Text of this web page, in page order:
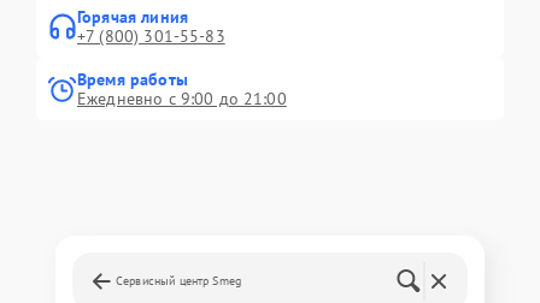
Горячая линия
+7 (800) 301-55-83
Время работы
Ежедневно с 9:00 до 21:00
Сервисный центр Smeg